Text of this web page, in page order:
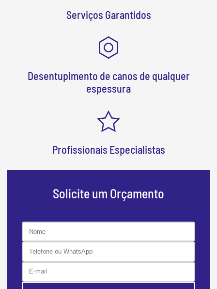
Serviços Garantidos
Desentupimento de canos de qualquer
espessura
Profissionais Especialistas
Solicite um Orçamento